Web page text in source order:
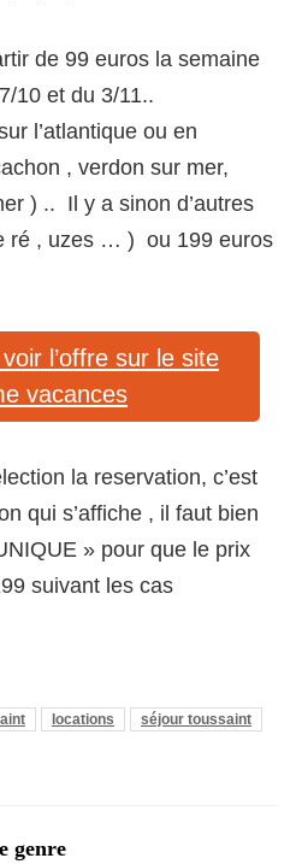
de 99 euros la semaine
10 et du 3/11..
l’atlantique ou en
, verdon sur mer,
) .. Il y a sinon d’autres
ré , uzes … ) ou 199 euros
l’offre sur le site
vacances
la reservation, c’est
qui s’affiche , il faut bien
» pour que le prix
suivant les cas
locations
séjour toussaint
genre